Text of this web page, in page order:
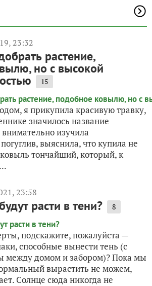
23:32
растение,
но с высокой
15
я прикупила красивую травку,
значилось название
изучила
выяснила, что купила не
тончайший, который, к
23:58
расти в тени? 8
подскажите, пожалуйста —
способные вынести тень (с
между домом и забором)? Пока мы
вырастить не можем,
Солнце сюда никогда не